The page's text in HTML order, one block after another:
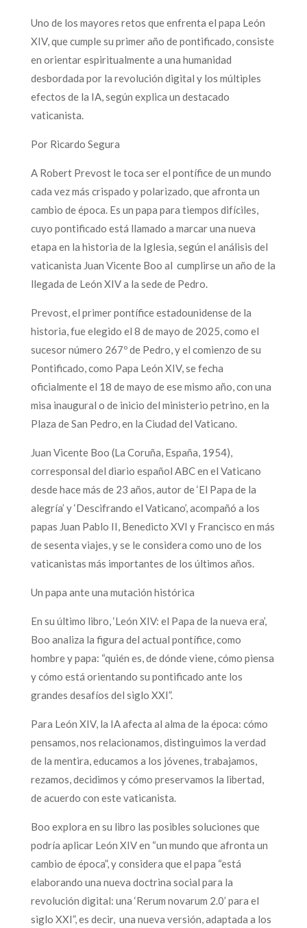
Uno de los mayores retos que enfrenta el papa León
XIV, que cumple su primer año de pontificado, consiste
en orientar espiritualmente a una humanidad
desbordada por la revolución digital y los múltiples
efectos de la IA, según explica un destacado
vaticanista.
Por Ricardo Segura
A Robert Prevost le toca ser el pontífice de un mundo
cada vez más crispado y polarizado, que afronta un
cambio de época. Es un papa para tiempos difíciles,
cuyo pontificado está llamado a marcar una nueva
etapa en la historia de la Iglesia, según el análisis del
vaticanista Juan Vicente Boo al cumplirse un año de la
llegada de León XIV a la sede de Pedro.
Prevost, el primer pontífice estadounidense de la
historia, fue elegido el 8 de mayo de 2025, como el
sucesor número 267º de Pedro, y el comienzo de su
Pontificado, como Papa León XIV, se fecha
oficialmente el 18 de mayo de ese mismo año, con una
misa inaugural o de inicio del ministerio petrino, en la
Plaza de San Pedro, en la Ciudad del Vaticano.
Juan Vicente Boo (La Coruña, España, 1954),
corresponsal del diario español ABC en el Vaticano
desde hace más de 23 años, autor de ‘El Papa de la
alegría’ y ‘Descifrando el Vaticano’, acompañó a los
papas Juan Pablo II, Benedicto XVI y Francisco en más
de sesenta viajes, y se le considera como uno de los
vaticanistas más importantes de los últimos años.
Un papa ante una mutación histórica
En su último libro, ‘León XIV: el Papa de la nueva era’,
Boo analiza la figura del actual pontífice, como
hombre y papa: “quién es, de dónde viene, cómo piensa
y cómo está orientando su pontificado ante los
grandes desafíos del siglo XXI”.
Para León XIV, la IA afecta al alma de la época: cómo
pensamos, nos relacionamos, distinguimos la verdad
de la mentira, educamos a los jóvenes, trabajamos,
rezamos, decidimos y cómo preservamos la libertad,
de acuerdo con este vaticanista.
Boo explora en su libro las posibles soluciones que
podría aplicar León XIV en “un mundo que afronta un
cambio de época”, y considera que el papa “está
elaborando una nueva doctrina social para la
revolución digital: una ‘Rerum novarum 2.0’ para el
siglo XXI”, es decir, una nueva versión, adaptada a los